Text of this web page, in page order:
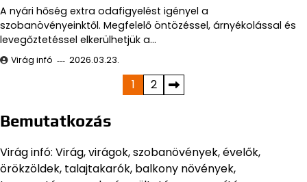
A nyári hőség extra odafigyelést igényel a
szobanövényeinktől. Megfelelő öntözéssel, árnyékolással és
levegőztetéssel elkerülhetjük a…
Virág infó 2026.03.23.
lapozása
1 2
Bemutatkozás
Virág infó: Virág, virágok, szobanövények, évelők,
örökzöldek, talajtakarók, balkony növények,